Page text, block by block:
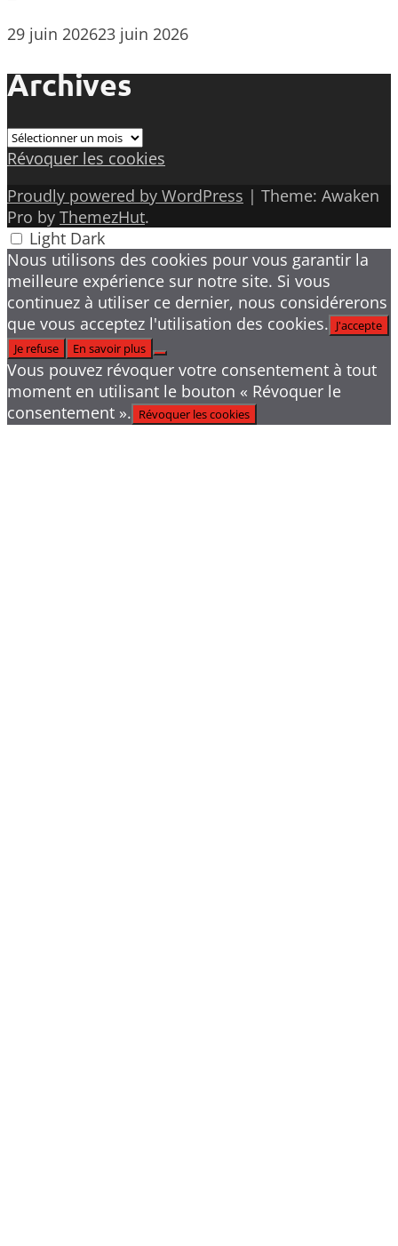
29 juin 202623 juin 2026
Archives
Archives
Révoquer les cookies
Proudly powered by WordPress | Theme: Awaken
Pro by ThemezHut.
Light Dark
Nous utilisons des cookies pour vous garantir la
meilleure expérience sur notre site. Si vous
continuez à utiliser ce dernier, nous considérerons
que vous acceptez l'utilisation des cookies. J'accepte
Je refuse
En savoir plus
Vous pouvez révoquer votre consentement à tout
moment en utilisant le bouton « Révoquer le
consentement ». Révoquer les cookies